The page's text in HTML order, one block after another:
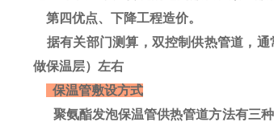
第四优点、下降工程造价。
据有关部门测算，双控制供热管道，通
做保温层）左右
保温管敷设方式
聚氨酯发泡保温管供热管道方法有三种